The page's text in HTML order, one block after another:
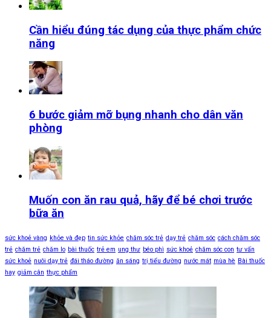
Cần hiểu đúng tác dụng của thực phẩm chức
năng
6 bước giảm mỡ bụng nhanh cho dân văn
phòng
Muốn con ăn rau quả, hãy để bé chơi trước
bữa ăn
sức khoẻ vàng khỏe và đẹp tin sức khỏe chăm sóc trẻ dạy trẻ chăm sóc cách chăm sóc
trẻ chăm trẻ chăm lo bài thuốc trẻ em ung thư béo phì sức khoẻ chăm sóc con tư vấn
sức khoẻ nuôi dạy trẻ đái tháo đường ăn sáng trị tiểu đường nước mát mùa hè Bài thuốc
hay giảm cân thực phẩm